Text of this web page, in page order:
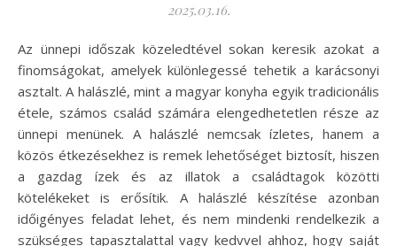
2025.03.16.
Az ünnepi időszak közeledtével sokan keresik azokat a
finomságokat, amelyek különlegessé tehetik a karácsonyi
asztalt. A halászlé, mint a magyar konyha egyik tradicionális
étele, számos család számára elengedhetetlen része az
ünnepi menünek. A halászlé nemcsak ízletes, hanem a
közös étkezésekhez is remek lehetőséget biztosít, hiszen
a gazdag ízek és az illatok a családtagok közötti
kötelékeket is erősítik. A halászlé készítése azonban
időigényes feladat lehet, és nem mindenki rendelkezik a
szükséges tapasztalattal vagy kedvvel ahhoz, hogy saját